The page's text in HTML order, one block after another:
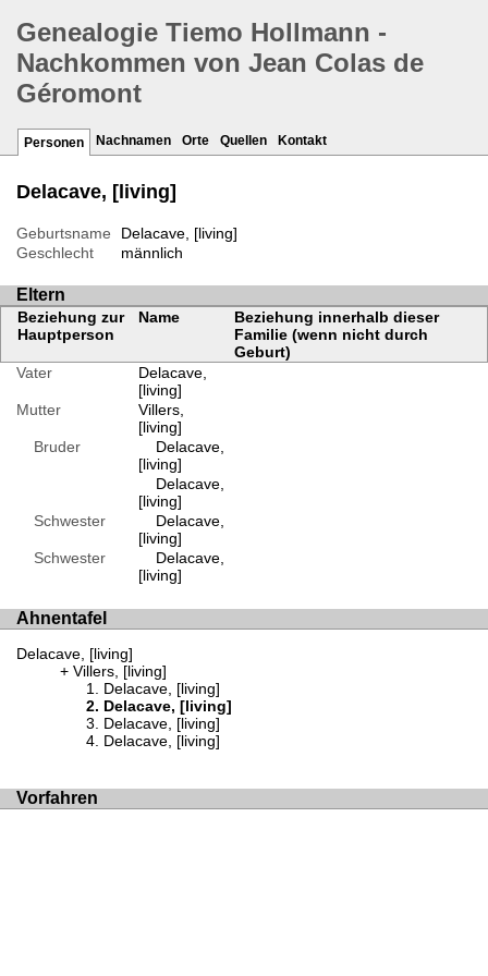
Genealogie Tiemo Hollmann -
Nachkommen von Jean Colas de
Géromont
Personen Nachnamen Orte Quellen Kontakt
Delacave, [living]
Geburtsname
Delacave, [living]
Geschlecht
männlich
Eltern
Beziehung zur
Hauptperson
Name
Beziehung innerhalb dieser
Familie (wenn nicht durch
Geburt)
Vater
Delacave,
[living]
Mutter
Villers,
[living]
Bruder
Delacave,
[living]
Delacave,
[living]
Schwester
Delacave,
[living]
Schwester
Delacave,
[living]
Ahnentafel
Delacave, [living]
Villers, [living]
Delacave, [living]
Delacave, [living]
Delacave, [living]
Delacave, [living]
Vorfahren